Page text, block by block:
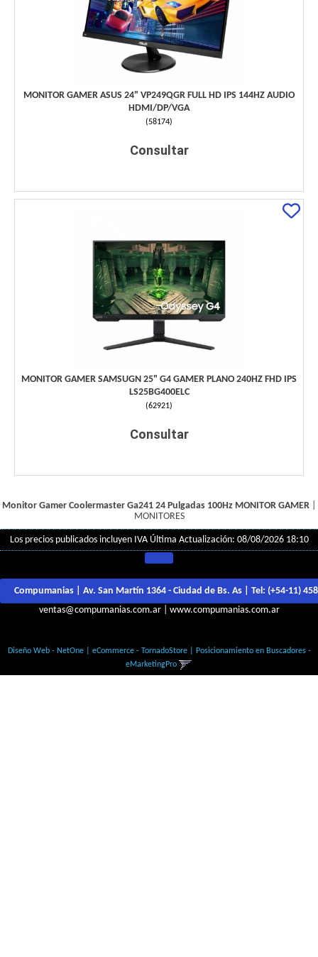
MONITOR GAMER ASUS 24" VP249QGR FULL HD IPS 144HZ AUDIO
HDMI/DP/VGA
(58174)
Consultar
MONITOR GAMER SAMSUGN 25" G4 GAMER PLANO 240HZ FHD IPS
LS25BG400ELC
(62921)
Consultar
Monitor Gamer Coolermaster Ga241 24 Pulgadas 100Hz MONITOR GAMER
MONITORES
Los precios publicados incluyen IVA Última Actualización: 08/08/2026 18:10
Compumanias | Av. San Martín 1364 - Ciudad de Bs. As | Tel: (+54-11)
ventas@compumanias.com.ar| www.compumanias.com.ar
Diseño Web - NetOne| eCommerce - TornadoStore| Posicionamiento en Buscadores -
eMarketingPro